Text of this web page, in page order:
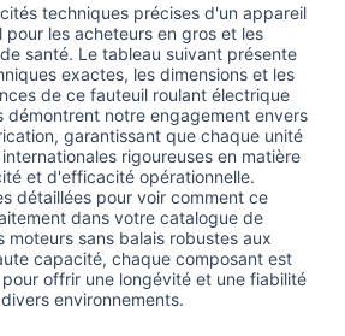
techniques précises d'un appareil
les acheteurs en gros et les
santé. Le tableau suivant présente
exactes, les dimensions et les
de ce fauteuil roulant électrique
démontrent notre engagement envers
garantissant que chaque unité
rigoureuses en matière
et d'efficacité opérationnelle.
détaillées pour voir comment ce
dans votre catalogue de
moteurs sans balais robustes aux
capacité, chaque composant est
offrir une longévité et une fiabilité
environnements.